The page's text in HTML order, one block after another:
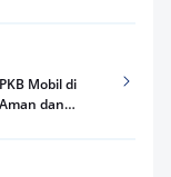
Mobil di
dan